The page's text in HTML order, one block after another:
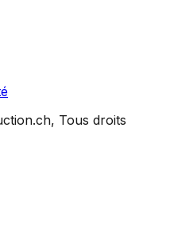
Tous droits